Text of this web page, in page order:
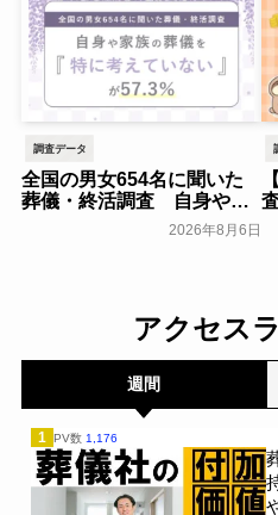
降100,000円（税込）に【株
式会社前方後円墳】～前方
後円墳～
一般公開
調査データ
全国の男女654名に聞いた
葬儀・終活調査 自身や家
族の葬儀について「特に考
えていない」が57.3％～
2026年8月6日
アクセス
週間
1 PV数 1,176